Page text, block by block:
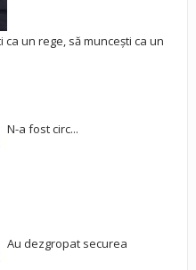
un rege, să muncești ca un
N-a fost circ...
Au dezgropat securea